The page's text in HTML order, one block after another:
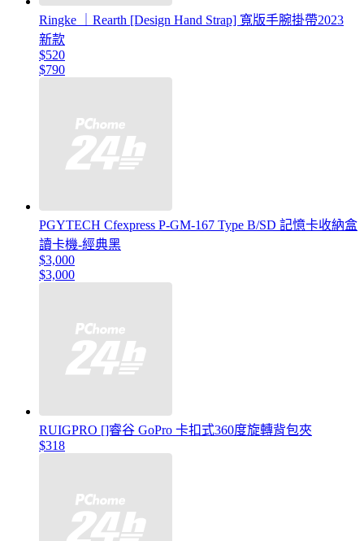
Ringke ｜Rearth [Design Hand Strap] 寬版手腕掛帶2023
新款
$520
$790
PGYTECH Cfexpress P-GM-167 Type B/SD 記憶卡收納盒
讀卡機-經典黑
$3,000
$3,000
RUIGPRO []睿谷 GoPro 卡扣式360度旋轉背包夾
$318